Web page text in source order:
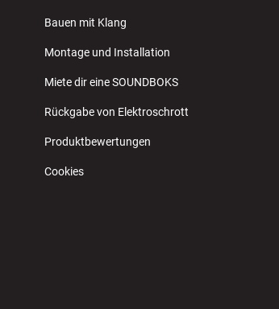
Bauen mit Klang
Montage und Installation
Miete dir eine SOUNDBOKS
Rückgabe von Elektroschrott
Produktbewertungen
Cookies